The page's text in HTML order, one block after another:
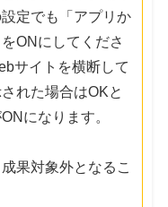
定でも「アプリか
ONにしてくださ
サイトを横断して
れた場合はOKと
になります。
果対象外となるこ